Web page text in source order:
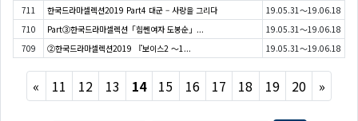
711
한국드라마셀렉션2019 Part4 대군 – 사랑을 그리다
19.05.31～19.06.18
710
Part③한국드라마셀렉션「힘쎈여자 도봉순」...
19.05.31～19.06.18
709
②한국드라마셀렉션2019 『보이스2 〜1... 19.05.31～19.06.18
« Previous
11 12 13 14 15 16 17 18 19 20 »Next